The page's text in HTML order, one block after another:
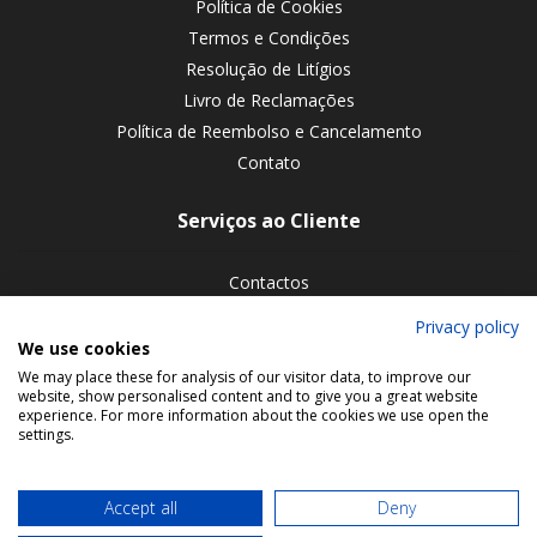
Política de Cookies
Termos e Condições
Resolução de Litígios
Livro de Reclamações
Política de Reembolso e Cancelamento
Contato
Serviços ao Cliente
Contactos
Siga-nos nas redes sociais
Privacy policy
We use cookies
We may place these for analysis of our visitor data, to improve our
website, show personalised content and to give you a great website
experience. For more information about the cookies we use open the
settings.
Accept all Deny